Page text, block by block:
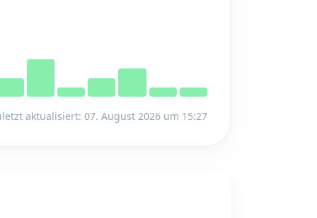
aktualisiert: 07. August 2026 um 15:27